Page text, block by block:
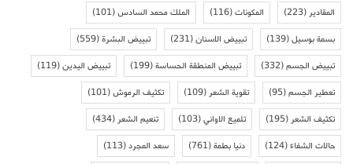
المقادير(223) المكونات(116) الملك محمد السادس(101)
بسمة بوسيل(139) تبييض الاسنان(231) تبييض البشرة(559)
تبييض الجسم(332) تبييض المنطقة الحساسة(199) تبييض اليدين(119)
تعطير الجسم(95) تقوية الشعر(109) تكثيف الرموش(101)
تكثيف الشعر(195) تلميع الاواني(103) تنعيم الشعر(434)
حالات الشفاء(124) دنيا بطمة(761) سعد المجرد(113)